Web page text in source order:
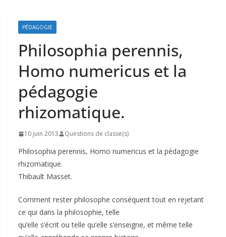
PÉDAGOGIE
Philosophia perennis,
Homo numericus et la
pédagogie
rhizomatique.
10 juin 2013 Questions de classe(s)
Philosophia perennis, Homo numericus et la pédagogie
rhizomatique.
Thibault Masset.
Comment rester philosophe conséquent tout en rejetant
ce qui dans la philosophie, telle
qu’elle s’écrit ou telle qu’elle s’enseigne, et même telle